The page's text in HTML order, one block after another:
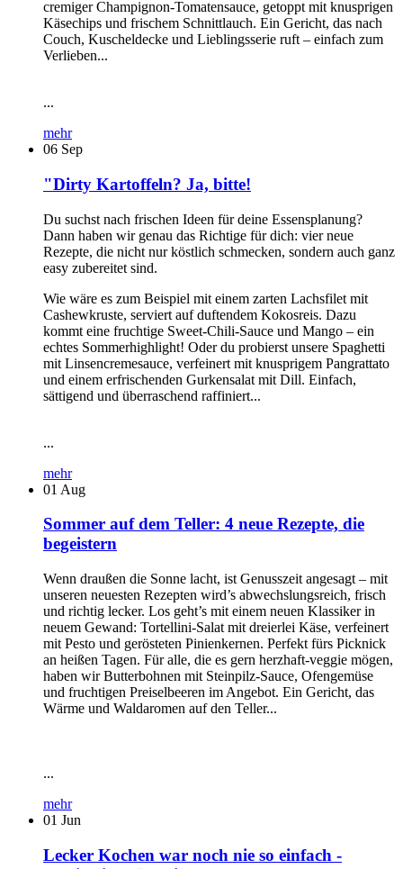
cremiger Champignon-Tomatensauce, getoppt mit knusprigen
Käsechips und frischem Schnittlauch. Ein Gericht, das nach
Couch, Kuscheldecke und Lieblingsserie ruft – einfach zum
Verlieben...
...
mehr
06 Sep
"Dirty Kartoffeln? Ja, bitte!
Du suchst nach frischen Ideen für deine Essensplanung?
Dann haben wir genau das Richtige für dich: vier neue
Rezepte, die nicht nur köstlich schmecken, sondern auch ganz
easy zubereitet sind.
Wie wäre es zum Beispiel mit einem zarten Lachsfilet mit
Cashewkruste, serviert auf duftendem Kokosreis. Dazu
kommt eine fruchtige Sweet-Chili-Sauce und Mango – ein
echtes Sommerhighlight! Oder du probierst unsere Spaghetti
mit Linsencremesauce, verfeinert mit knusprigem Pangrattato
und einem erfrischenden Gurkensalat mit Dill. Einfach,
sättigend und überraschend raffiniert...
...
mehr
01 Aug
Sommer auf dem Teller: 4 neue Rezepte, die
begeistern
Wenn draußen die Sonne lacht, ist Genusszeit angesagt – mit
unseren neuesten Rezepten wird’s abwechslungsreich, frisch
und richtig lecker. Los geht’s mit einem neuen Klassiker in
neuem Gewand: Tortellini-Salat mit dreierlei Käse, verfeinert
mit Pesto und gerösteten Pinienkernen. Perfekt fürs Picknick
an heißen Tagen. Für alle, die es gern herzhaft-veggie mögen,
haben wir Butterbohnen mit Steinpilz-Sauce, Ofengemüse
und fruchtigen Preiselbeeren im Angebot. Ein Gericht, das
Wärme und Waldaromen auf den Teller...
...
mehr
01 Jun
Lecker Kochen war noch nie so einfach -